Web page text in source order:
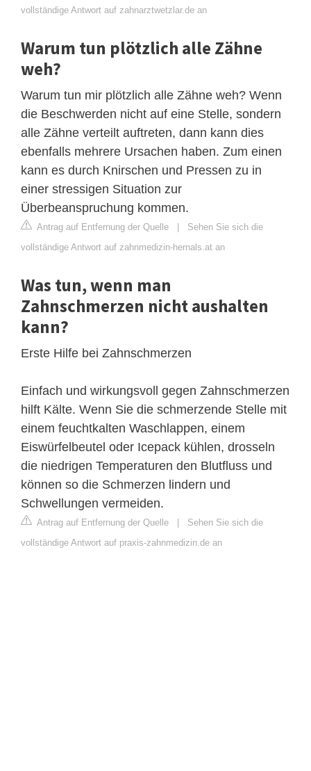
vollständige Antwort auf zahnarztwetzlar.de an
Warum tun plötzlich alle Zähne
weh?
Warum tun mir plötzlich alle Zähne weh? Wenn
die Beschwerden nicht auf eine Stelle, sondern
alle Zähne verteilt auftreten, dann kann dies
ebenfalls mehrere Ursachen haben. Zum einen
kann es durch Knirschen und Pressen zu in
einer stressigen Situation zur
Überbeanspruchung kommen.
Antrag auf Entfernung der Quelle | Sehen Sie sich die
vollständige Antwort auf zahnmedizin-hernals.at an
Was tun, wenn man
Zahnschmerzen nicht aushalten
kann?
Erste Hilfe bei Zahnschmerzen
Einfach und wirkungsvoll gegen Zahnschmerzen
hilft Kälte. Wenn Sie die schmerzende Stelle mit
einem feuchtkalten Waschlappen, einem
Eiswürfelbeutel oder Icepack kühlen, drosseln
die niedrigen Temperaturen den Blutfluss und
können so die Schmerzen lindern und
Schwellungen vermeiden.
Antrag auf Entfernung der Quelle | Sehen Sie sich die
vollständige Antwort auf praxis-zahnmedizin.de an